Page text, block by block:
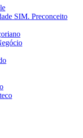
SIM. Preconceito